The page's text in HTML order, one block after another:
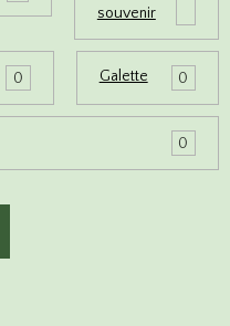
souvenir
0 Galette 0
0